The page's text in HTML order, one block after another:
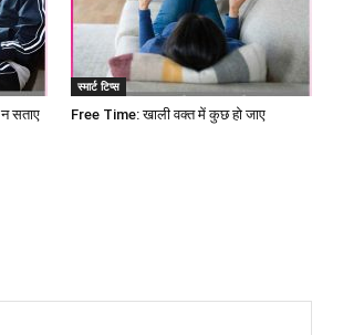
सताए
स्मार्ट टिप्स
Free Time: खाली वक्त में कुछ हो जाए